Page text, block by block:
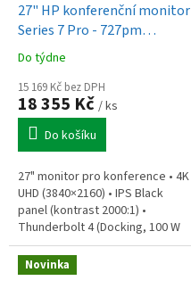
27" HP konferenční monitor
Series 7 Pro - 727pm
(8K135AA)
Do týdne
15 169 Kč bez DPH
18 355 Kč / ks
Do košíku
27" monitor pro konference • 4K
UHD (3840×2160) • IPS Black
panel (kontrast 2000:1) •
Thunderbolt 4 (Docking, 100 W
napájení) • 5MP IR kamera
(Windows Hello) • 4x 3W repro
(DTS...
Novinka